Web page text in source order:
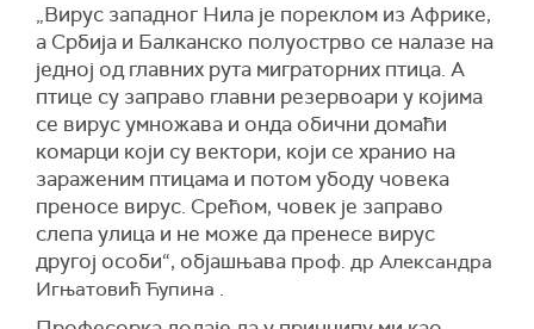
„Вирус западног Нила је пореклом из Африке,
а Србија и Балканско полуострво се налазе на
једној од главних рута миграторних птица. А
птице су заправо главни резервоари у којима
се вирус умножава и онда обични домаћи
комарци који су вектори, који се хранио на
зараженим птицама и потом убоду човека
преносе вирус. Срећом, човек је заправо
слепа улица и не може да пренесе вирус
другој особи“, објашњава проф. др Александра
Игњатовић Ћупина .